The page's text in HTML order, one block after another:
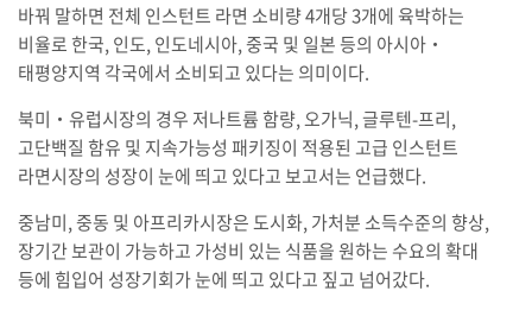
바꿔 말하면 전체 인스턴트 라면 소비량 4개당 3개에 육박하는
비율로 한국, 인도, 인도네시아, 중국 및 일본 등의 아시아‧
태평양지역 각국에서 소비되고 있다는 의미이다.
북미‧유럽시장의 경우 저나트륨 함량, 오가닉, 글루텐-프리,
고단백질 함유 및 지속가능성 패키징이 적용된 고급 인스턴트
라면시장의 성장이 눈에 띄고 있다고 보고서는 언급했다.
중남미, 중동 및 아프리카시장은 도시화, 가처분 소득수준의 향상,
장기간 보관이 가능하고 가성비 있는 식품을 원하는 수요의 확대
등에 힘입어 성장기회가 눈에 띄고 있다고 짚고 넘어갔다.